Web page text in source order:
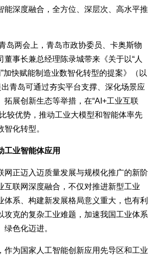
能深度融合，全方位、深层次、高水平推
岛两会上，青岛市政协委员、卡奥斯物
董事长兼总经理陈录城带来《关于以“人
加快赋能制造业数智化转型的提案》（以
出青岛可通过夯实平台支撑、深化场景应
拓展创新生态等举措，在“AI+工业互联
较优势，推动工业大模型和智能体率先
化转型。
工业智能体应用
网正迈入迈质量发展与规模化推广的新阶
互联网深度融合，不仅对推进新型工业
体系、构建新发展格局意义重大，也有利
攻克的复杂工业难题，加速我国工业体系
色化迈进。
作为国家人工智能创新应用先导区和工业